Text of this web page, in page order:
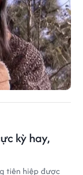
kỳ hay,
tiên hiệp được